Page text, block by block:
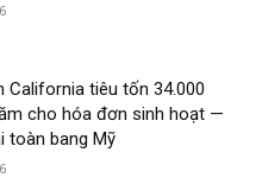
California tiêu tốn 34.000
cho hóa đơn sinh hoạt —
toàn bang Mỹ